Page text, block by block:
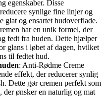
egenskaber. Disse
synlige fine linjer og
glat og ensartet hudoverflade.
har en unik formel, der
fedt fra huden. Dette hjælper
glans i løbet af dagen, hvilket
til fedtet hud.
: Anti-Rødme Creme
effekt, der reducerer synlig
Dette gør cremen perfekt som
der ønsker en naturlig og mat